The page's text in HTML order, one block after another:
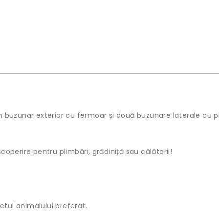
exterior cu fermoar și două buzunare laterale cu
pentru plimbări, grădiniță sau călătorii!
animalului preferat.